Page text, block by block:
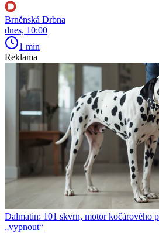
Brněnská Drbna
dnes, 10:00
1 min
Reklama
Dalmatin: 101 skvrn, motor kočárového
„vypnout“